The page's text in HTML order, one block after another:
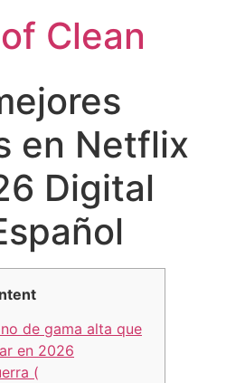
Clean
en Netflix
Digital
de gama alta que
en 2026
(